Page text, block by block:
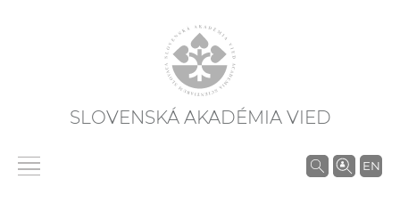
SLOVENSKÁ AKADÉMIA VIED
EN
V